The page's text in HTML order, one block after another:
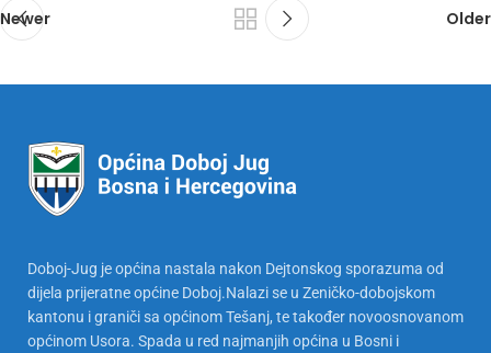
Newer Older
Doboj-Jug je općina nastala nakon Dejtonskog sporazuma od
dijela prijeratne općine Doboj.Nalazi se u Zeničko-dobojskom
kantonu i graniči sa općinom Tešanj, te također novoosnovanom
općinom Usora. Spada u red najmanjih općina u Bosni i